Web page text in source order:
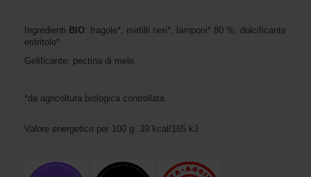
Ingredienti BIO: fragole*, mirtilli neri*, lamponi* 80 %, dolcificante
eritritolo*
Gelificante: pectina di mele.
*da agricoltura biologica controllata.
Valore energetico per 100 g: 39 kcal/165 kJ